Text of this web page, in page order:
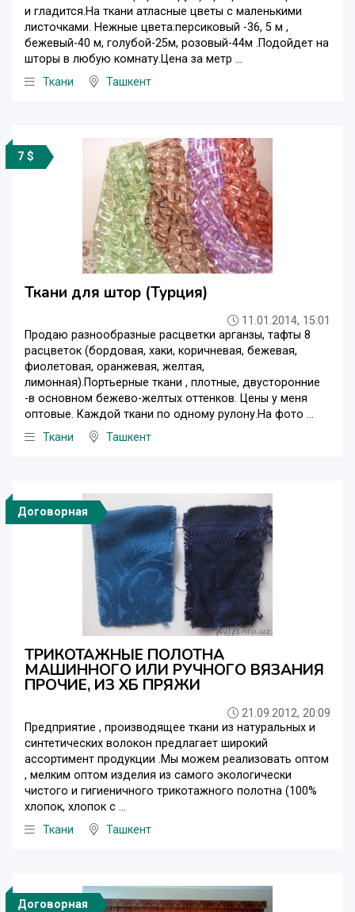
и гладится.На ткани атласные цветы с маленькими
листочками. Нежные цвета:персиковый -36, 5 м ,
бежевый-40 м, голубой-25м, розовый-44м .Подойдет на
шторы в любую комнату.Цена за метр ...
Ткани
Ташкент
7 $
Ткани для штор (Турция)
11.01.2014, 15:01
Продаю разнообразные расцветки арганзы, тафты 8
расцветок (бордовая, хаки, коричневая, бежевая,
фиолетовая, оранжевая, желтая,
лимонная).Портьерные ткани , плотные, двусторонние
-в основном бежево-желтых оттенков. Цены у меня
оптовые. Каждой ткани по одному рулону.На фото ...
Ткани
Ташкент
Договорная
ТРИКОТАЖНЫЕ ПОЛОТНА
МАШИННОГО ИЛИ РУЧНОГО ВЯЗАНИЯ
ПРОЧИЕ, ИЗ ХБ ПРЯЖИ
21.09.2012, 20:09
Предприятие , производящее ткани из натуральных и
синтетических волокон предлагает широкий
ассортимент продукции .Мы можем реализовать оптом
, мелким оптом изделия из самого экологически
чистого и гигиеничного трикотажного полотна (100%
хлопок, хлопок с ...
Ткани
Ташкент
Договорная